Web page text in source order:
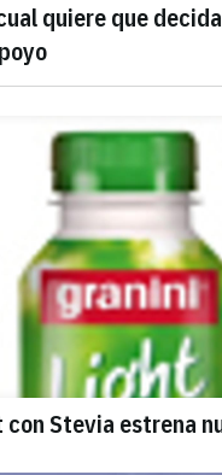
quiere que
Stevia estrena